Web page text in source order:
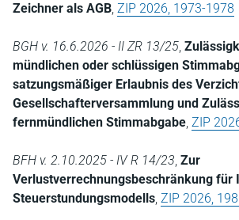
Zeichner als AGB, ZIP 2026, 1973-1978
BGH v. 16.6.2026 - II ZR 13/25,
mündlichen oder schlüssigen
satzungsmäßiger Erlaubnis des
Gesellschafterversammlung und
fernmündlichen Stimmabgabe, ZIP
BFH v. 2.10.2025 - IV R 14/23, Zur
Verlustverrechnungsbeschränkung für
Steuerstundungsmodells, ZIP 2026,